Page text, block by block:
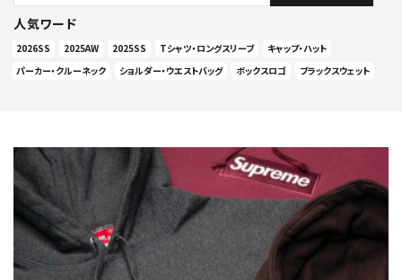
人気ワード
2026SS 2025AW 2025SS Tシャツ・ロングスリーブ
キャップ・ハット
パーカー・クルーネック
ショルダー・ウエストバッグ ボックスロゴ ブラックスウェット